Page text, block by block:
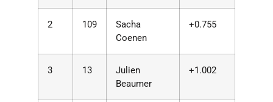
2 109
Sacha
Coenen
+0.755
3 13
Julien
Beaumer
+1.002